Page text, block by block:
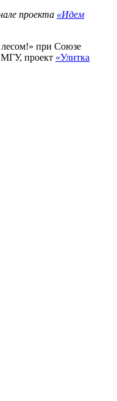
проекта «Идем
при Союзе
проект «Улитка